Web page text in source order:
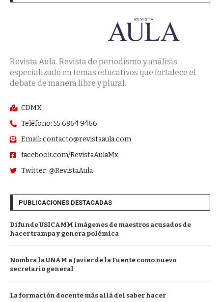
Revista Aula. Revista de periodismo y análisis
especializado en temas educativos que fortalece el
debate de manera libre y plural.
CDMX
Teléfono: 55 6864 9466
Email: contacto@revistaaula.com
facebook.com/RevistaAulaMx
Twitter: @RevistaAula
PUBLICACIONES DESTACADAS
Difunde USICAMM imágenes de maestros acusados de
hacer trampa y genera polémica
Nombra la UNAM a Javier de la Fuente como nuevo
secretario general
La formación docente más allá del saber hacer